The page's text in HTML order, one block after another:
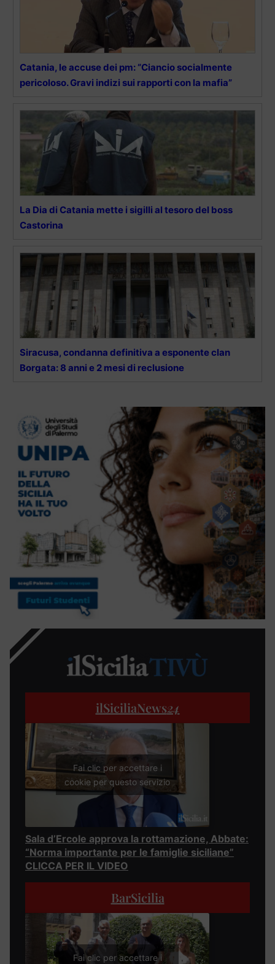
Catania, le accuse dei pm: “Ciancio socialmente
pericoloso. Gravi indizi sui rapporti con la mafia”
La Dia di Catania mette i sigilli al tesoro del boss
Castorina
Siracusa, condanna definitiva a esponente clan
Borgata: 8 anni e 2 mesi di reclusione
ilSiciliaNews24
Fai clic per accettare i
cookie per questo servizio
Sala d’Ercole approva la rottamazione, Abbate:
“Norma importante per le famiglie siciliane”
CLICCA PER IL VIDEO
BarSicilia
Fai clic per accettare i